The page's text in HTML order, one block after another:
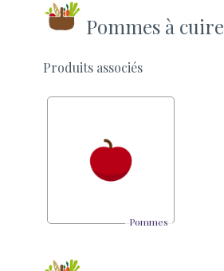
Pommes à cuire
Produits associés
Pommes